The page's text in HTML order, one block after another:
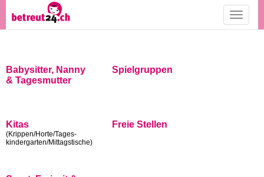
Toggle
Babysitter, Nanny
& Tagesmutter
Spielgruppen
Kitas
(Krippen/Horte/Tages-
kindergarten/Mittagstische)
Freie Stellen